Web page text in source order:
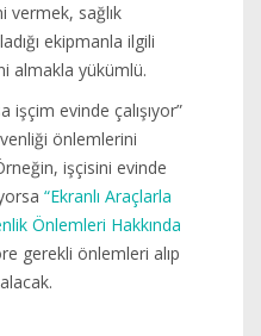
vermek, sağlık
ekipmanla ilgili
almakla yükümlü.
işçim evinde çalışıyor”
önlemlerini
işçisini evinde
“Ekranlı Araçlarla
Önlemleri Hakkında
gerekli önlemleri alıp